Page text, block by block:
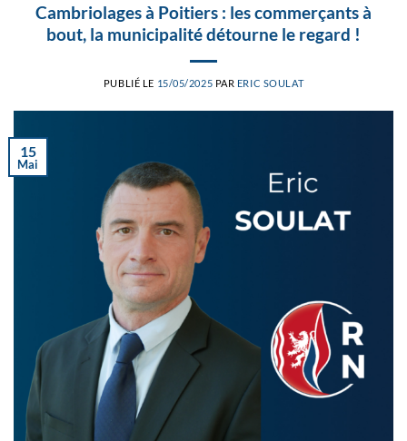
Cambriolages à Poitiers : les commerçants à
bout, la municipalité détourne le regard !
PUBLIÉ LE 15/05/2025 PAR ERIC SOULAT
15
Mai